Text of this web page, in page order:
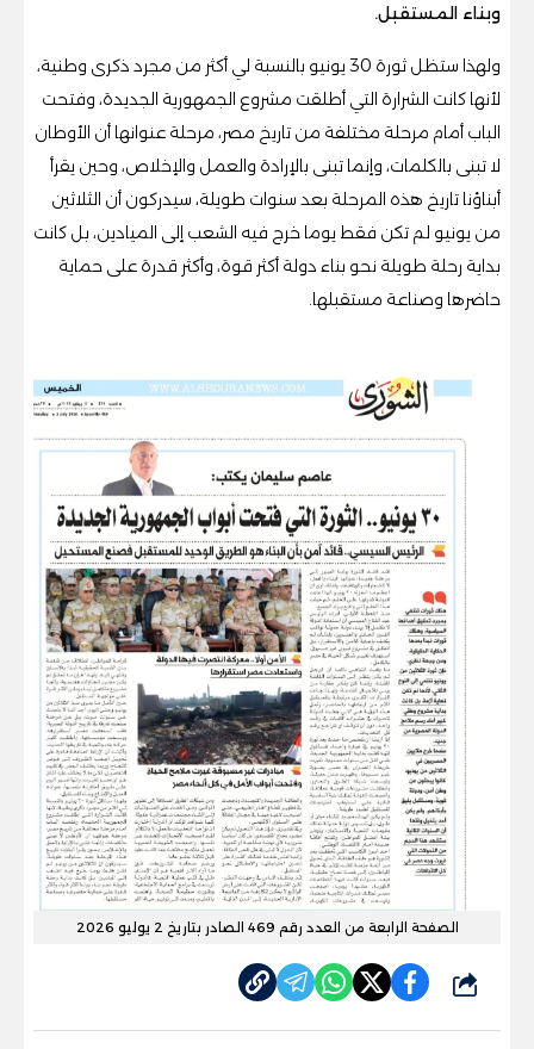
وبناء المستقبل.
ولهذا ستظل ثورة 30 يونيو بالنسبة لي أكثر من مجرد ذكرى وطنية،
لأنها كانت الشرارة التي أطلقت مشروع الجمهورية الجديدة، وفتحت
الباب أمام مرحلة مختلفة من تاريخ مصر، مرحلة عنوانها أن الأوطان
لا تبنى بالكلمات، وإنما تبنى بالإرادة والعمل والإخلاص، وحين يقرأ
أبناؤنا تاريخ هذه المرحلة بعد سنوات طويلة، سيدركون أن الثلاثين
من يونيو لم تكن فقط يوما خرج فيه الشعب إلى الميادين، بل كانت
بداية رحلة طويلة نحو بناء دولة أكثر قوة، وأكثر قدرة على حماية
حاضرها وصناعة مستقبلها.
الصفحة الرابعة من العدد رقم 469 الصادر بتاريخ 2 يوليو 2026
شارك